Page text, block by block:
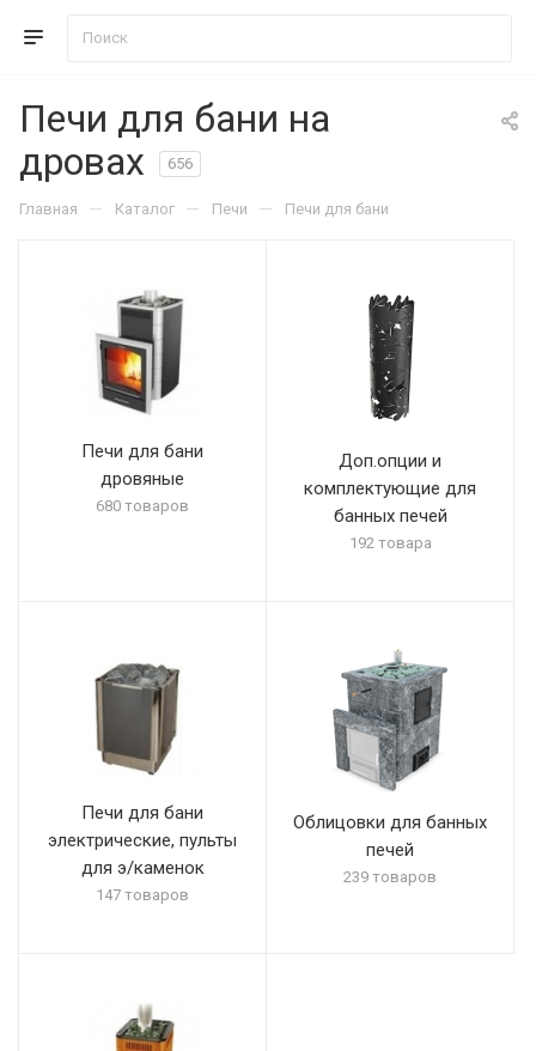
Печи для бани на
дровах
656
Главная — Каталог — Печи — Печи для бани
Печи для бани
дровяные
680 товаров
Доп.опции и
комплектующие для
банных печей
192 товара
Печи для бани
электрические, пульты
для э/каменок
147 товаров
Облицовки для банных
печей
239 товаров